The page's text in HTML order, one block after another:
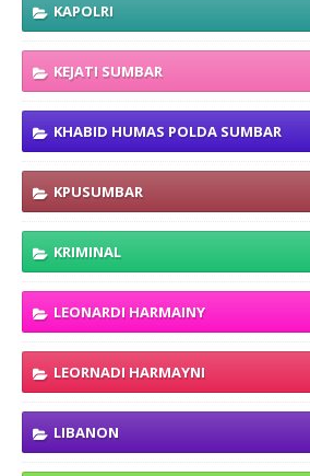
KAPOLRI
KEJATI SUMBAR
KHABID HUMAS POLDA SUMBAR
KPUSUMBAR
KRIMINAL
LEONARDI HARMAINY
LEORNADI HARMAYNI
LIBANON